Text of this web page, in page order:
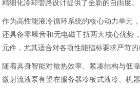
精细化冷却管路设计提供了全新的自由度。
作为高性能液冷循环系统的核心动力单元
还具备零噪音和无电磁干扰两大核心优势
元件，尤其适合对各项性能指标要求严苛的
随着具身智能对散热效率、紧凑结构与低
微射流液泵有望在服务器冷板式液冷、机